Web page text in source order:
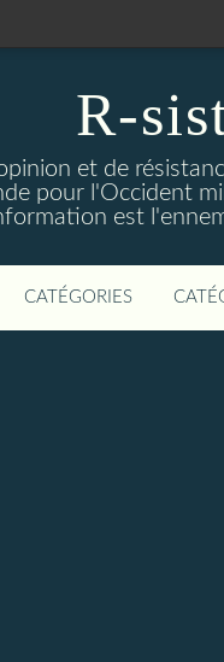
R-
et de
pour l'Occident
est
CATÉGORIES